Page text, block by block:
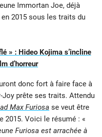
Immortan Joe, déjà
en 2015 sous les traits du
» : Hideo Kojima s’incline
d’horreur
donc fort à faire face à
Joy prête ses traits. Attendu
Max Furiosa se veut être
2015. Voici le résumé : «
Furiosa est arrachée à